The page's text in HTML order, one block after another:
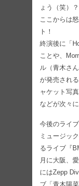
ょう（笑）
ここからは
ト！
終演後に「
ことや、
ル（青木さ
が発売され
ャケット写
などが次々
今後のライ
ミュージッ
るライブ『
月に大阪、
にはZepp
ブ「青木陽